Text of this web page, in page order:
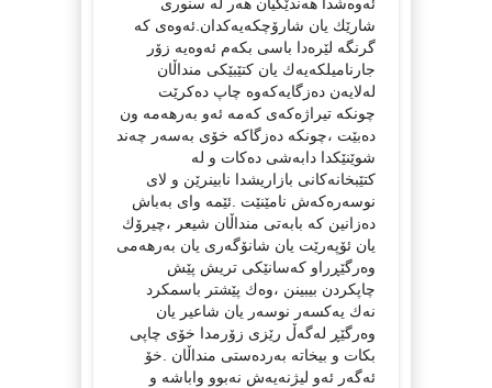
شارێك یان شارۆچكه‌یه‌كدان.ئه‌وه‌ی كه‌
گرنگه‌ لێره‌دا باسی بكه‌م ئه‌وه‌یه‌ زۆر
جارنامیلكه‌یه‌ك یان كتێبێكی منداڵان
له‌لایه‌ن ده‌زگایه‌كه‌وه‌ چاپ ده‌كرێت
چونكه‌ تیراژه‌كه‌ی كه‌مه‌ ئه‌و به‌رهه‌مه‌ ون
ده‌بێت ،چونكه‌ ده‌زگاكه‌ خۆی به‌سه‌ر چه‌ند
شوێنێكدا دابه‌شی ده‌كات و له‌
كتێبخانه‌كانی بازاریشدا نابینرێن و لای
نوسه‌ره‌كه‌ش نامێنێت .ئێمه‌ وای به‌باش
ده‌زانین كه‌ بابه‌تی منداڵان شیعر ،چیرۆك
یان ئۆپه‌رێت یان شانۆگه‌ری یان به‌رهه‌می
وه‌رگێڕراو كه‌سانێكی تریش پێش
چاپكردن بیبینن ،وه‌ك پێشتر باسمكرد
نه‌ك یه‌كسه‌ر نوسه‌ر یان شاعیر یان
وه‌رگێڕ له‌گه‌ڵ رێزی زۆرمدا خۆی چاپی
بكات و بیخاته‌ به‌رده‌ستی منداڵان .خۆ
ئه‌گه‌ر ئه‌و لیژنه‌یه‌ش نه‌بوو واباشه‌ و